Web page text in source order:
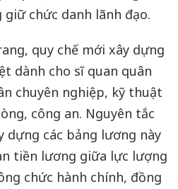
chức danh lãnh đạo.
quy chế mới xây dựng
dành cho sĩ quan quân
chuyên nghiệp, kỹ thuật
công an. Nguyên tắc
dựng các bảng lương này
tiền lương giữa lực lượng
chức hành chính, đồng